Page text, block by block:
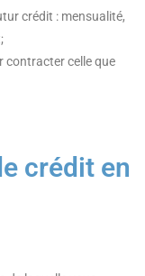
crédit : mensualité,
contracter celle que
crédit en